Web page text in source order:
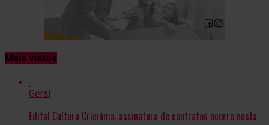
Mais vistos
Geral
Edital Cultura Criciúma: assinatura de contratos ocorre nesta